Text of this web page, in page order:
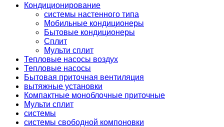
Кондиционирование
системы настенного типа
Мобильные кондиционеры
Бытовые кондиционеры
Сплит
Мульти сплит
Тепловые насосы воздух
Тепловые насосы
Бытовая приточная вентиляция
вытяжные установки
Компактные моноблочные приточные
Мульти сплит
системы
системы свободной компоновки